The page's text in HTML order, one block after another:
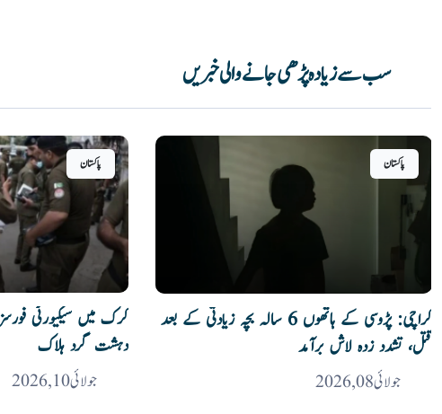
سب سے زیادہ پڑھی جانے والی خبریں
پاکستان
کراچی: پڑوسی کے ہاتھوں 6 سالہ بچہ زیادتی کے بعد
قتل، تشدد زدہ لاش برآمد
جولائی 08, 2026
پاکستان
دہشت گرد ہلاک
جولائی 10, 2026